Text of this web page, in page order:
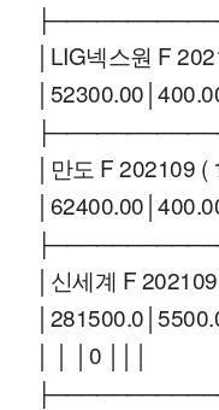
│LIG넥스원 F
│만도 F 202109
│신세계 F
│ │ │0 │││